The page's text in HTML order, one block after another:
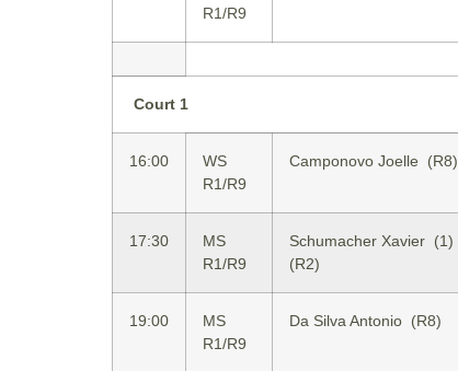
R1/R9
Court 1
16:00
WS
R1/R9
Camponovo Joelle (R8)
17:30
MS
R1/R9
Schumacher Xavier (1)
(R2)
19:00
MS
R1/R9
Da Silva Antonio (R8)